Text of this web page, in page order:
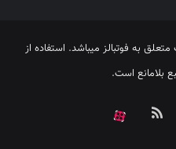
به فوتبالز میباشد. استفاده از
بلامانع است.
تلگرام خوراک